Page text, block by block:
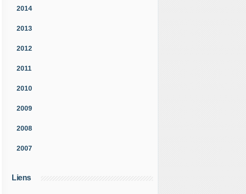
2014
2013
2012
2011
2010
2009
2008
2007
Liens